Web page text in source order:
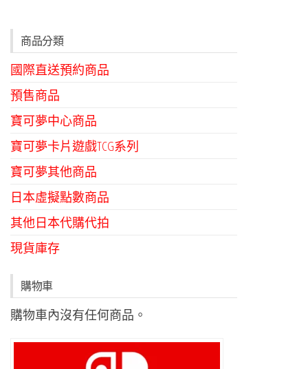
商品分類
國際直送預約商品
預售商品
寶可夢中心商品
寶可夢卡片遊戲TCG系列
寶可夢其他商品
日本虛擬點數商品
其他日本代購代拍
現貨庫存
購物車
購物車內沒有任何商品。